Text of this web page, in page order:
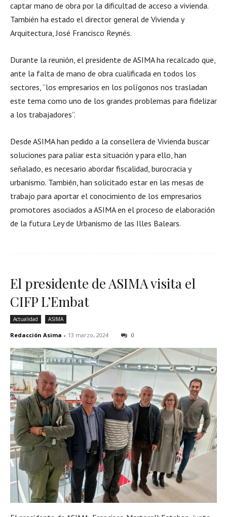
captar mano de obra por la dificultad de acceso a vivienda.
También ha estado el director general de Vivienda y
Arquitectura, José Francisco Reynés.
Durante la reunión, el presidente de ASIMA ha recalcado que,
ante la falta de mano de obra cualificada en todos los
sectores, “los empresarios en los polígonos nos trasladan
este tema como uno de los grandes problemas para fidelizar
a los trabajadores”.
Desde ASIMA han pedido a la consellera de Vivienda buscar
soluciones para paliar esta situación y para ello, han
señalado, es necesario abordar fiscalidad, burocracia y
urbanismo. También, han solicitado estar en las mesas de
trabajo para aportar el conocimiento de los empresarios
promotores asociados a ASIMA en el proceso de elaboración
de la futura Ley de Urbanismo de las Illes Balears.
El presidente de ASIMA visita el
CIFP L’Embat
Actualidad ASIMA
Redacción Asima - 13 marzo, 2024 0